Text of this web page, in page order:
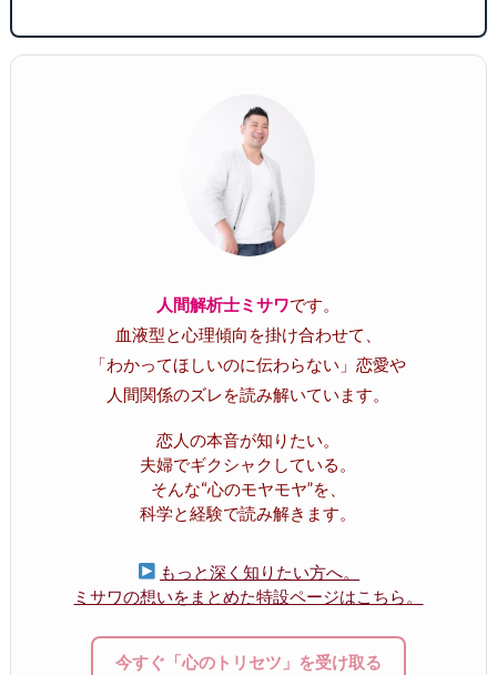
人間解析士ミサワです。
血液型と心理傾向を掛け合わせて、
「わかってほしいのに伝わらない」恋愛や
人間関係のズレを読み解いています。
恋人の本音が知りたい。
夫婦でギクシャクしている。
そんな“心のモヤモヤ”を、
科学と経験で読み解きます。
もっと深く知りたい方へ。
ミサワの想いをまとめた特設ページはこちら。
今すぐ「心のトリセツ」を受け取る